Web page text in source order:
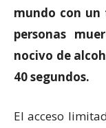
mundo con
personas
nocivo de
40 segundos.
El acceso